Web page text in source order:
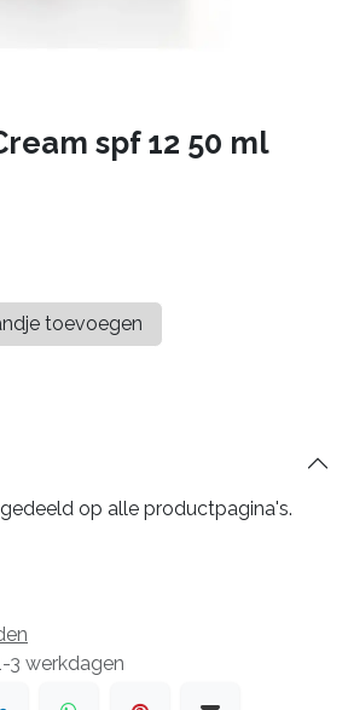
spf 12 50 ml
toevoegen
op alle productpagina's.
3 werkdagen